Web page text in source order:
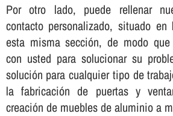
Por otro lado, puede rellenar
contacto personalizado, situado
esta misma sección, de modo que
con usted para solucionar su
solución para cualquier tipo de
la fabricación de puertas y
creación de muebles de aluminio a